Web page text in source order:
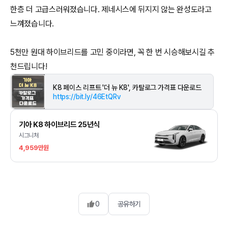
한층 더 고급스러워졌습니다. 제네시스에 뒤지지 않는 완성도라고
느껴졌습니다.
5천만 원대 하이브리드를 고민 중이라면, 꼭 한 번 시승해보시길 추
K8 페이스 리프트 '더 뉴 K8', 카탈로그 가격표 다운로드
https://bit.ly/46EtQRv
기아 K8 하이브리드 25년식
시그니처
4,959만원
0 공유하기